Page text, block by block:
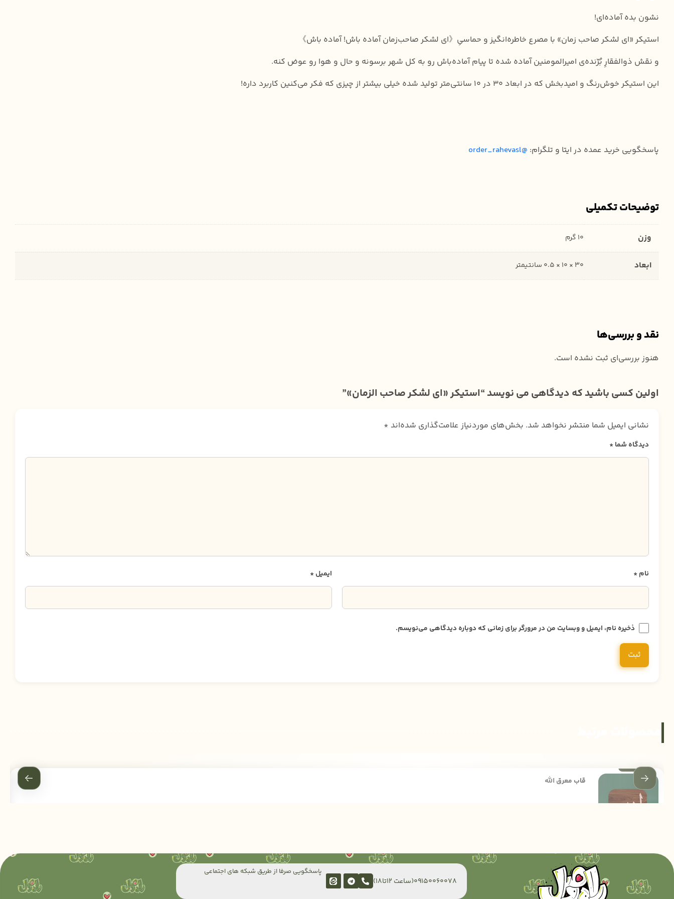
نشون بده آماده‌ای!
استیکر «ای لشکر صاحب زمان» با مصرع خاطره‌انگیز و حماسیِ《ای لشکر صاحب‌زمان آماده باش! آماده باش》
و نقش ذوالفقارِ بُرّنده‌ی امیرالمومنین آماده شده تا پیام آماده‌باش رو به کل شهر برسونه و حال و هوا رو عوض کنه.
این استیکر خوش‌رنگ و امیدبخش که در ابعاد ۳۰ در ۱۰ سانتی‌متر تولید شده خیلی بیشتر از چیزی که فکر می‌کنین کاربرد داره!
پاسخگویی خرید عمده در ایتا و تلگرام: @order_rahevasl
توضیحات تکمیلی
وزن 10 گرم
ابعاد 30 × 10 × 0.5 سانتیمتر
نقد و بررسی‌ها
هنوز بررسی‌ای ثبت نشده است.
اولین کسی باشید که دیدگاهی می نویسد “استیکر «ای لشکر صاحب الزمان»”
نشانی ایمیل شما منتشر نخواهد شد. بخش‌های موردنیاز علامت‌گذاری شده‌اند *
دیدگاه شما*
نام* ایمیل*
ذخیره نام، ایمیل و وبسایت من در مرورگر برای زمانی که دوباره دیدگاهی می‌نویسم.
قاب معرق الله
پاسخگویی صرفا از طریق شبکه های اجتماعی
09150060078(ساعت 12تا18)